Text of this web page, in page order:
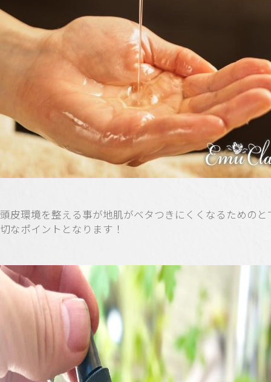
頭皮環境を整える事が地肌がベタつきにくくなるためのと
切なポイントとなります！